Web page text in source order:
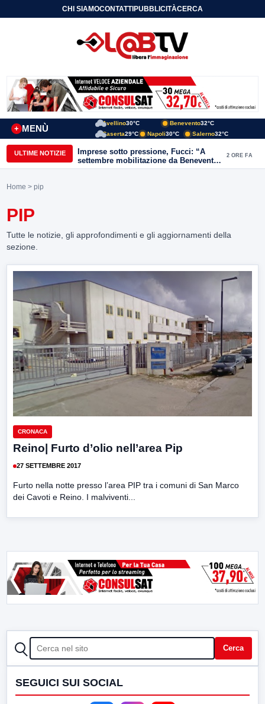
CHI SIAMOCONTATTIPUBBLICITÀCERCA
MENÙ
+
Avellino30°C Benevento32°C
Caserta29°C Napoli30°C Salerno32°C
ULTIME NOTIZIE
Imprese sotto pressione, Fucci: “A
settembre mobilitazione da Benevento
e Avellino”
2 ORE FA
Home > pip
PIP
Tutte le notizie, gli approfondimenti e gli aggiornamenti della
sezione.
CRONACA
Reino| Furto d’olio nell’area Pip
27 SETTEMBRE 2017
Furto nella notte presso l’area PIP tra i comuni di San Marco
dei Cavoti e Reino. I malviventi...
CERCA Cerca
SEGUICI SUI SOCIAL